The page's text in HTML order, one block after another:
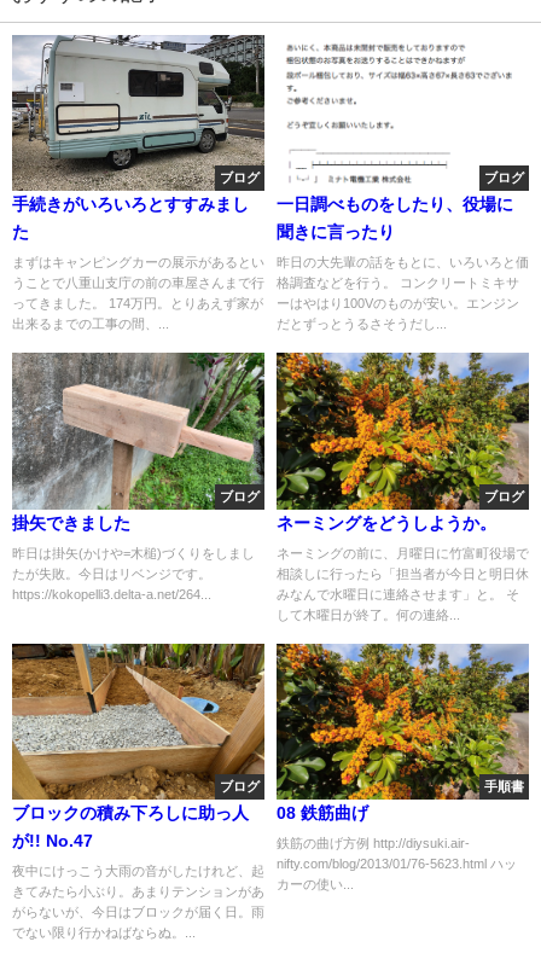
ブログ
手続きがいろいろとすすみまし
た
まずはキャンピングカーの展示があるとい
うことで八重山支庁の前の車屋さんまで行
ってきました。 174万円。とりあえず家が
出来るまでの工事の間、...
ブログ
一日調べものをしたり、役場に
聞きに言ったり
昨日の大先輩の話をもとに、いろいろと価
格調査などを行う。 コンクリートミキサ
ーはやはり100Vのものが安い。エンジン
だとずっとうるさそうだし...
ブログ
掛矢できました
昨日は掛矢(かけや=木槌)づくりをしまし
たが失敗。今日はリベンジです。
https://kokopelli3.delta-a.net/264...
ブログ
ネーミングをどうしようか。
ネーミングの前に、月曜日に竹富町役場で
相談しに行ったら「担当者が今日と明日休
みなんで水曜日に連絡させます」と。 そ
して木曜日が終了。何の連絡...
ブログ
ブロックの積み下ろしに助っ人
が!! No.47
夜中にけっこう大雨の音がしたけれど、起
きてみたら小ぶり。あまりテンションがあ
がらないが、今日はブロックが届く日。雨
でない限り行かねばならぬ。...
手順書
08 鉄筋曲げ
鉄筋の曲げ方例 http://diysuki.air-
nifty.com/blog/2013/01/76-5623.html ハッ
カーの使い...